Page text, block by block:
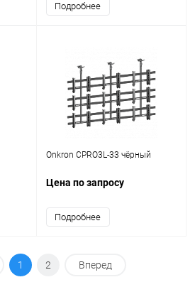
Подробнее
Onkron CPRO3L-33 чёрный
Цена по запросу
Подробнее
1 2 Вперед